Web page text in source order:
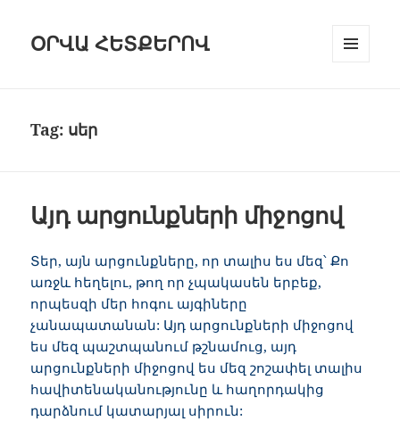
ՕՐՎԱ ՀԵՏՔԵՐՈՎ
Tag: սեր
Այդ արցունքների միջոցով
Տեր, այն արցունքները, որ տալիս ես մեզ՝ Քո
առջև հեղելու, թող որ չպակասեն երբեք,
որպեսզի մեր հոգու այգիները
չանապատանան: Այդ արցունքների միջոցով
ես մեզ պաշտպանում թշնամուց, այդ
արցունքների միջոցով ես մեզ շոշափել տալիս
հավիտենականությունը և հաղորդակից
դարձնում կատարյալ սիրուն: